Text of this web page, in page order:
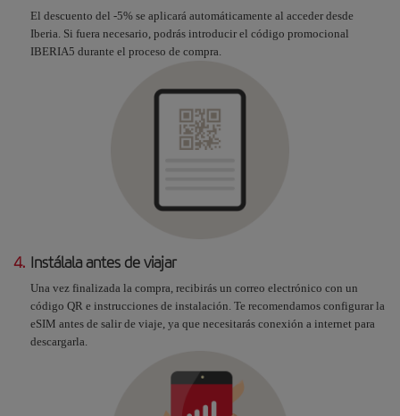
El descuento del -5% se aplicará automáticamente al acceder desde
Iberia. Si fuera necesario, podrás introducir el código promocional
IBERIA5 durante el proceso de compra.
4. Instálala antes de viajar
Una vez finalizada la compra, recibirás un correo electrónico con un
código QR e instrucciones de instalación. Te recomendamos configurar la
eSIM antes de salir de viaje, ya que necesitarás conexión a internet para
descargarla.